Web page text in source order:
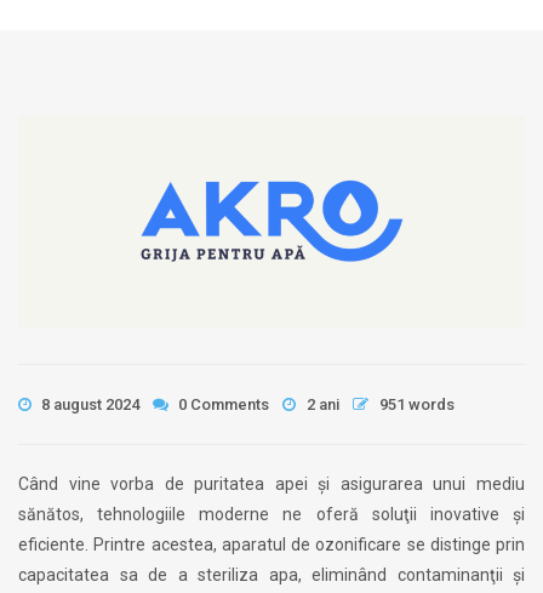
8 august 2024 0 Comments 2 ani 951 words
Când vine vorba de puritatea apei şi asigurarea unui mediu
sănătos, tehnologiile moderne ne oferă soluţii inovative şi
eficiente. Printre acestea, aparatul de ozonificare se distinge prin
capacitatea sa de a steriliza apa, eliminând contaminanţii și